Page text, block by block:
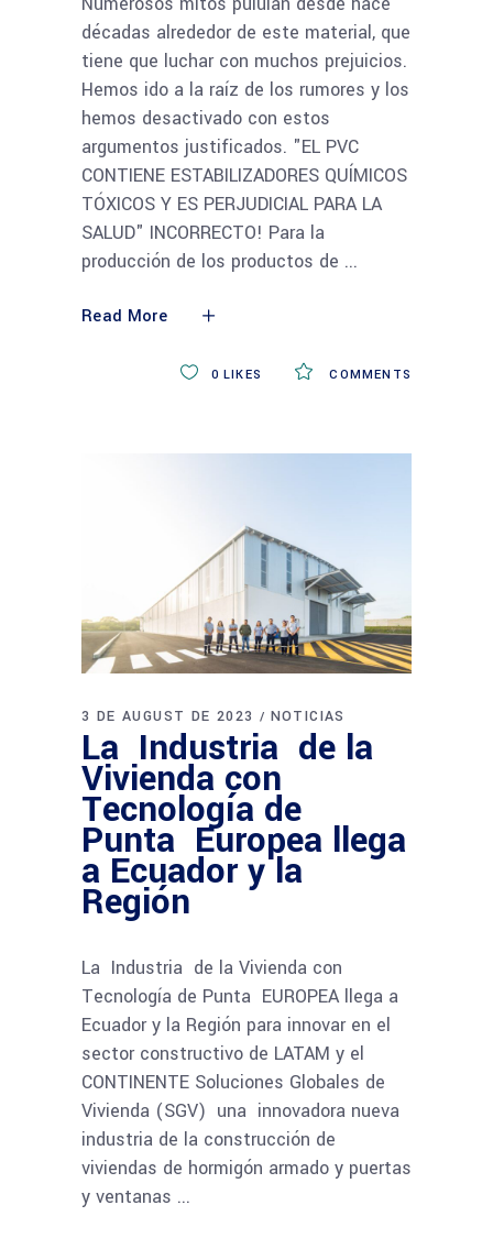
décadas alrededor de este material, que
tiene que luchar con muchos prejuicios.
Hemos ido a la raíz de los rumores y los
hemos desactivado con estos
argumentos justificados. "EL PVC
CONTIENE ESTABILIZADORES QUÍMICOS
TÓXICOS Y ES PERJUDICIAL PARA LA
SALUD" INCORRECTO! Para la
producción de los productos de
Read More
COMMENTS
0 LIKES
3 DE AUGUST DE 2023 NOTICIAS
La Industria de la
Vivienda con
Tecnología de
Punta Europea llega
a Ecuador y la
Región
La Industria de la Vivienda con
Tecnología de Punta EUROPEA llega a
Ecuador y la Región para innovar en el
sector constructivo de LATAM y el
CONTINENTE Soluciones Globales de
Vivienda (SGV) una innovadora nueva
industria de la construcción de
viviendas de hormigón armado y puertas
y ventanas